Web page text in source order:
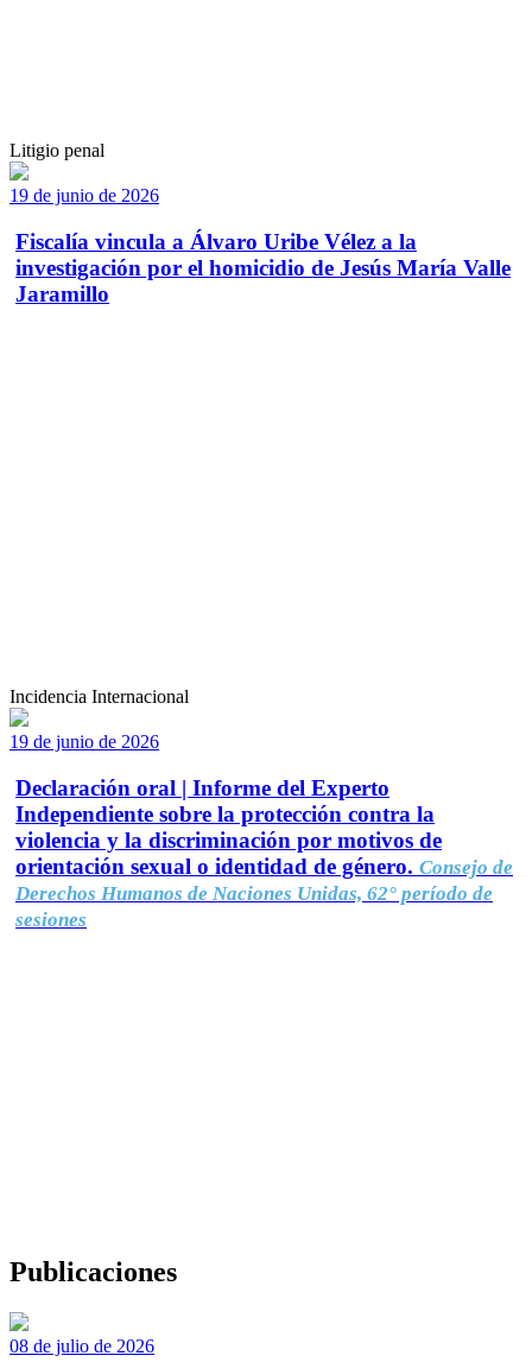
Litigio penal
19 de junio de 2026
Fiscalía vincula a Álvaro Uribe Vélez a la
investigación por el homicidio de Jesús María Valle
Jaramillo
Incidencia Internacional
19 de junio de 2026
Declaración oral | Informe del Experto
Independiente sobre la protección contra la
violencia y la discriminación por motivos de
orientación sexual o identidad de género. Consejo de
Derechos Humanos de Naciones Unidas, 62° período de
sesiones
Publicaciones
08 de julio de 2026